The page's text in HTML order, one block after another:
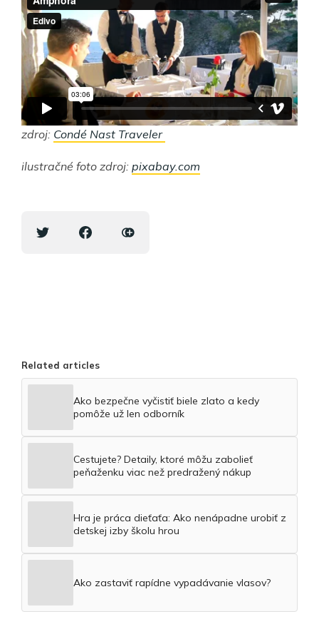
zdroj: Condé Nast Traveler
ilustračné foto zdroj: pixabay.com
Related articles
Ako bezpečne vyčistiť biele zlato a kedy
pomôže už len odborník
Cestujete? Detaily, ktoré môžu zabolieť
peňaženku viac než predražený nákup
Hra je práca dieťaťa: Ako nenápadne urobiť z
detskej izby školu hrou
Ako zastaviť rapídne vypadávanie vlasov?